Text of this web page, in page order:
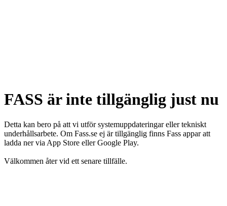
FASS är inte tillgänglig just nu
Detta kan bero på att vi utför systemuppdateringar eller tekniskt
underhållsarbete. Om Fass.se ej är tillgänglig finns Fass appar att
ladda ner via App Store eller Google Play.
Välkommen åter vid ett senare tillfälle.